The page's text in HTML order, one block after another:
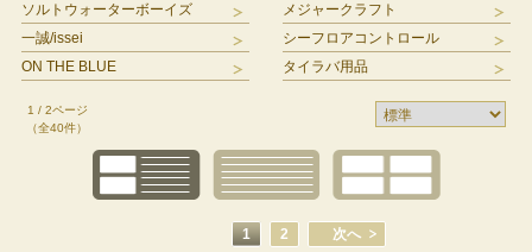
ソルトウォーターボーイズ
一誠/issei
ON THE BLUE
メジャークラフト
シーフロアコントロール
タイラバ用品
1 / 2ページ
（全40件）
1 2 次へ